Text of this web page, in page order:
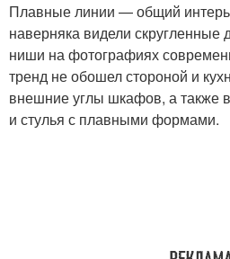
Плавные линии — общий
наверняка видели скругленные
ниши на фотографиях
тренд не обошел стороной и
внешние углы шкафов, а также
и стулья с плавными формами.